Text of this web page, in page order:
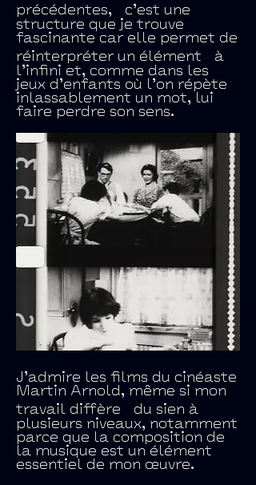
précédentes, c’est une
structure que je trouve
fascinante car elle permet de
réinterpréter un élément à
l’infini et, comme dans les
jeux d’enfants où l’on répète
inlassablement un mot, lui
faire perdre son sens.
J’admire les films du cinéaste
Martin Arnold, même si mon
travail diffère du sien à
plusieurs niveaux, notamment
parce que la composition de
la musique est un élément
essentiel de mon œuvre.